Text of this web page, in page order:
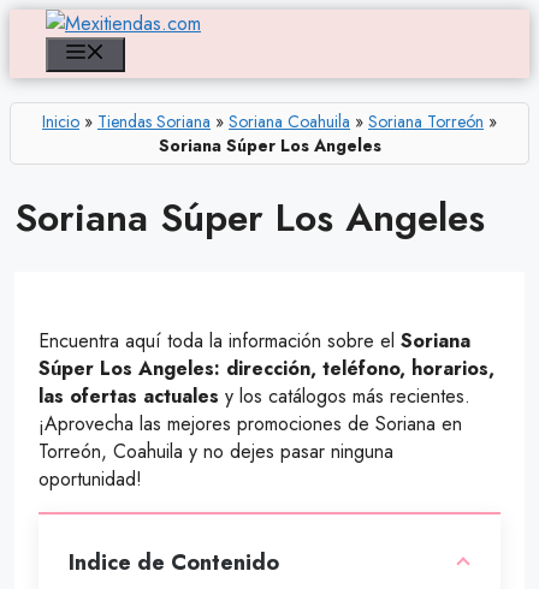
Saltar
contenido
Inicio » Tiendas Soriana » Soriana Coahuila » Soriana Torreón »
Soriana Súper Los Angeles
Soriana Súper Los Angeles
Encuentra aquí toda la información sobre el Soriana
Súper Los Angeles: dirección, teléfono, horarios,
las ofertas actuales y los catálogos más recientes.
¡Aprovecha las mejores promociones de Soriana en
Torreón, Coahuila y no dejes pasar ninguna
oportunidad!
Indice de Contenido